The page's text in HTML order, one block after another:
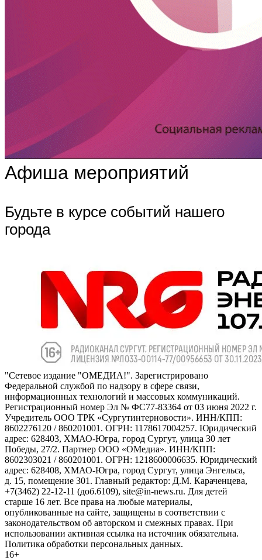
Афиша мероприятий
Будьте в курсе событий нашего
города
"Сетевое издание "ОМЕДИА!". Зарегистрировано
Федеральной службой по надзору в сфере связи,
информационных технологий и массовых коммуникаций.
Регистрационный номер Эл № ФС77-83364 от 03 июня 2022 г.
Учредитель ООО ТРК «Сургутинтерновости». ИНН/КПП:
8602276120 / 860201001. ОГРН: 1178617004257. Юридический
адрес: 628403, ХМАО-Югра, город Сургут, улица 30 лет
Победы, 27/2. Партнер ООО «ОМедиа». ИНН/КПП:
8602303021 / 860201001. ОГРН: 1218600006635. Юридический
адрес: 628408, ХМАО-Югра, город Сургут, улица Энгельса,
д. 15, помещение 301. Главный редактор: Д.М. Караченцева,
+7(3462) 22-12-11 (доб.6109), site@in-news.ru. Для детей
старше 16 лет. Все права на любые материалы,
опубликованные на сайте, защищены в соответствии с
законодательством об авторском и смежных правах. При
использовании активная ссылка на источник обязательна.
Политика обработки персональных данных.
16+